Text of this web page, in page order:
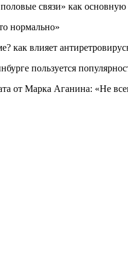
связи» как
нормально»
как влияет
пользуется
от Марка Аганина: «Не